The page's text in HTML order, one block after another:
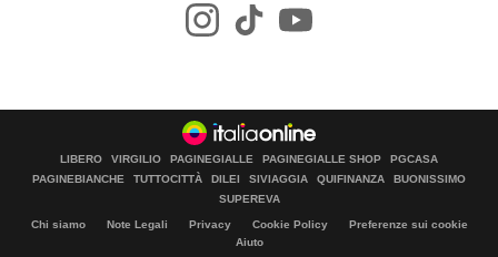
LIBERO VIRGILIO PAGINEGIALLE PAGINEGIALLE SHOP
PGCASA
PAGINEBIANCHE
TUTTOCITTÀ DILEI SIVIAGGIA QUIFINANZA
BUONISSIMO
SUPEREVA
Chi siamo Note Legali Privacy Cookie Policy
Preferenze sui cookie
Aiuto